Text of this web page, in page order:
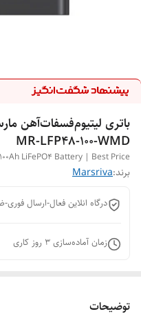
MR-LFP48-100-WMD
LiFePO4 Battery | Best Price
برند:Marsriva
درگاه انلاین فعال-ارسال فوری-
زمان آماده‌سازی 3 روز کاری
توضیحات